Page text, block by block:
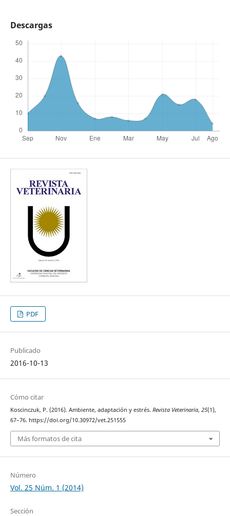
Descargas
PDF
Publicado
2016-10-13
Cómo citar
Koscinczuk, P. (2016). Ambiente, adaptación y estrés. Revista Veterinaria, 25(1),
67–76. https://doi.org/10.30972/vet.251555
Más formatos de cita
Número
Vol. 25 Núm. 1 (2014)
Sección